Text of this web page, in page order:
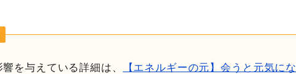
を与えている詳細は、
【エネルギーの元】会うと元気にな